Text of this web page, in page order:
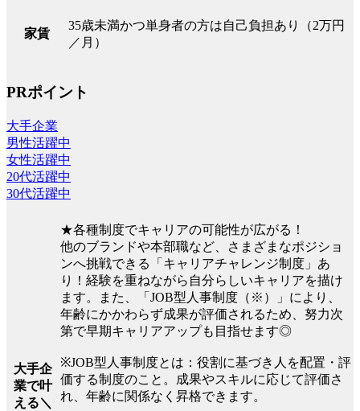
家賃
35歳未満かつ単身者の方は自己負担あり（2万円
／月）
PRポイント
大手企業
男性活躍中
女性活躍中
20代活躍中
30代活躍中
大手企
業で叶
える＼
★各種制度でキャリアの可能性が広がる！
他のブランドや本部職など、さまざまなポジショ
ンへ挑戦できる「キャリアチャレンジ制度」あ
り！経験を重ねながら自分らしいキャリアを描け
ます。また、「JOB型人事制度（※）」により、
年齢にかかわらず成果が評価されるため、努力次
第で早期キャリアアップも目指せます◎
※JOB型人事制度とは：役割に基づき人を配置・評
価する制度のこと。成果やスキルに応じて評価さ
れ、年齢に関係なく昇格できます。